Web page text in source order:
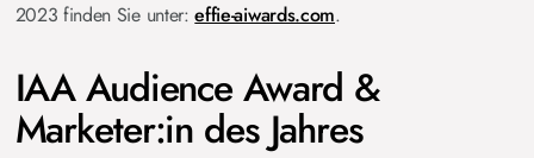
2023 finden Sie unter:effie-aiwards.com.
IAA Audience Award &
Marketer:in des Jahres